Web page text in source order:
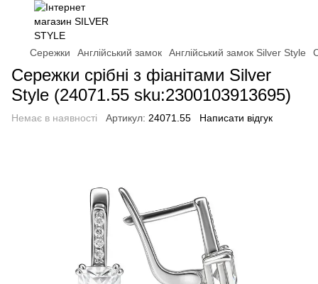
Сережки Англійський замок Англійський замок Silver Style
Сережки срібні з фіанітами Silver
Style (24071.55 sku:2300103913695)
Немає в наявності Артикул: 24071.55 Написати відгук